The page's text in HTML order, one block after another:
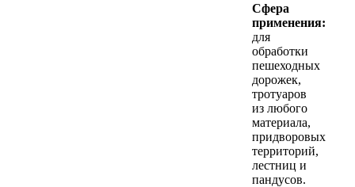
Сфера
применения:
для
обработки
пешеходных
дорожек,
тротуаров
из любого
материала,
придворовых
территорий,
лестниц и
пандусов.